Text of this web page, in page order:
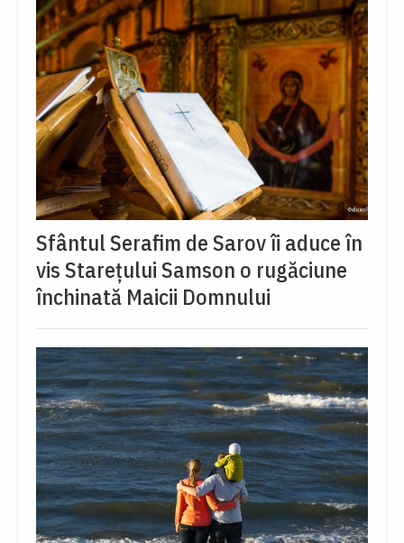
Sfântul Serafim de Sarov îi aduce în
vis Starețului Samson o rugăciune
închinată Maicii Domnului